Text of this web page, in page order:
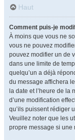
Haut
Comment puis-je
À moins que vous ne
vous ne pouvez
pouvez modifier un de
dans une limite de
quelqu’un a déjà
du message affichera
la date et l’heure de la
d’une modification
qu’ils puissent rédiger
Veuillez noter que les
propre message si une